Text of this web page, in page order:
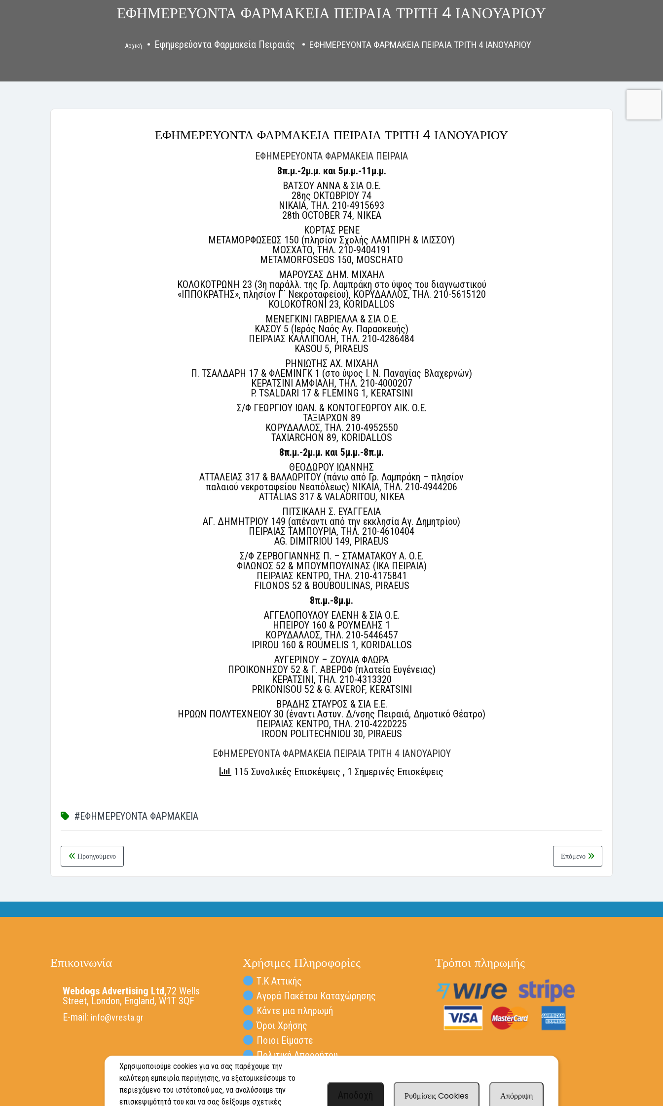
ΕΦΗΜΕΡΕΥΟΝΤΑ ΦΑΡΜΑΚΕΙΑ ΠΕΙΡΑΙΑ ΤΡΙΤΗ 4 ΙΑΝΟΥΑΡΙΟΥ
Αρχική Εφημερεύοντα Φαρμακεία Πειραιάς ΕΦΗΜΕΡΕΥΟΝΤΑ ΦΑΡΜΑΚΕΙΑ ΠΕΙΡΑΙΑ ΤΡΙΤΗ 4 ΙΑΝΟΥΑΡΙΟΥ
ΕΦΗΜΕΡΕΥΟΝΤΑ ΦΑΡΜΑΚΕΙΑ ΠΕΙΡΑΙΑ ΤΡΙΤΗ 4 ΙΑΝΟΥΑΡΙΟΥ
ΕΦΗΜΕΡΕΥΟΝΤΑ ΦΑΡΜΑΚΕΙΑ ΠΕΙΡΑΙΑ
8π.μ.-2μ.μ. και 5μ.μ.-11μ.μ.
ΒΑΤΣΟΥ ΑΝΝΑ & ΣΙΑ Ο.Ε.
28ης ΟΚΤΩΒΡΙΟΥ 74
ΝΙΚΑΙΑ, ΤΗΛ. 210-4915693
28th OCTOBER 74, NIKEA
ΚΟΡΤΑΣ ΡΕΝΕ
ΜΕΤΑΜΟΡΦΩΣΕΩΣ 150 (πλησίον Σχολής ΛΑΜΠΙΡΗ & ΙΛΙΣΣΟΥ)
ΜΟΣΧΑΤΟ, ΤΗΛ. 210-9404191
METAMORFOSEOS 150, MOSCHATO
ΜΑΡΟΥΣΑΣ ΔΗΜ. ΜΙΧΑΗΛ
ΚΟΛΟΚΟΤΡΩΝΗ 23 (3η παράλλ. της Γρ. Λαμπράκη στο ύψος του διαγνωστικού
«ΙΠΠΟΚΡΑΤΗΣ», πλησίον Γ΄ Νεκροταφείου), ΚΟΡΥΔΑΛΛΟΣ, ΤΗΛ. 210-5615120
KOLOKOTRONI 23, KORIDALLOS
ΜΕΝΕΓΚΙΝΙ ΓΑΒΡΙΕΛΛΑ & ΣΙΑ Ο.Ε.
ΚΑΣΟΥ 5 (Ιερός Ναός Αγ. Παρασκευής)
ΠΕΙΡΑΙΑΣ ΚΑΛΛΙΠΟΛΗ, ΤΗΛ. 210-4286484
KASOU 5, PIRAEUS
ΡΗΝΙΩΤΗΣ ΑΧ. ΜΙΧΑΗΛ
Π. ΤΣΑΛΔΑΡΗ 17 & ΦΛΕΜΙΝΓΚ 1 (στο ύψος Ι. Ν. Παναγίας Βλαχερνών)
ΚΕΡΑΤΣΙΝΙ ΑΜΦΙΑΛΗ, ΤΗΛ. 210-4000207
P. TSALDARI 17 & FLEMING 1, KERATSINI
Σ/Φ ΓΕΩΡΓΙΟΥ ΙΩΑΝ. & ΚΟΝΤΟΓΕΩΡΓΟΥ ΑΙΚ. Ο.Ε.
ΤΑΞΙΑΡΧΩΝ 89
ΚΟΡΥΔΑΛΛΟΣ, ΤΗΛ. 210-4952550
TAXIARCHON 89, KORIDALLOS
8π.μ.-2μ.μ. και 5μ.μ.-8π.μ.
ΘΕΟΔΩΡΟΥ ΙΩΑΝΝΗΣ
ΑΤΤΑΛΕΙΑΣ 317 & ΒΑΛΑΩΡΙΤΟΥ (πάνω από Γρ. Λαμπράκη – πλησίον
παλαιού νεκροταφείου Νεαπόλεως) ΝΙΚΑΙΑ, ΤΗΛ. 210-4944206
ATTALIAS 317 & VALAORITOU, NIKEA
ΠΙΤΣΙΚΑΛΗ Σ. ΕΥΑΓΓΕΛΙΑ
ΑΓ. ΔΗΜΗΤΡΙΟΥ 149 (απέναντι από την εκκλησία Αγ. Δημητρίου)
ΠΕΙΡΑΙΑΣ ΤΑΜΠΟΥΡΙΑ, ΤΗΛ. 210-4610404
AG. DIMITRIOU 149, PIRAEUS
Σ/Φ ΖΕΡΒΟΓΙΑΝΝΗΣ Π. – ΣΤΑΜΑΤΑΚΟΥ Α. Ο.Ε.
ΦΙΛΩΝΟΣ 52 & ΜΠΟΥΜΠΟΥΛΙΝΑΣ (ΙΚΑ ΠΕΙΡΑΙΑ)
ΠΕΙΡΑΙΑΣ ΚΕΝΤΡΟ, ΤΗΛ. 210-4175841
FILONOS 52 & BOUBOULINAS, PIRAEUS
8π.μ.-8μ.μ.
ΑΓΓΕΛΟΠΟΥΛΟΥ ΕΛΕΝΗ & ΣΙΑ Ο.Ε.
ΗΠΕΙΡΟΥ 160 & ΡΟΥΜΕΛΗΣ 1
ΚΟΡΥΔΑΛΛΟΣ, ΤΗΛ. 210-5446457
IPIROU 160 & ROUMELIS 1, KORIDALLOS
ΑΥΓΕΡΙΝΟΥ – ΖΟΥΛΙΑ ΦΛΩΡΑ
ΠΡΟΙΚΟΝΗΣΟΥ 52 & Γ. ΑΒΕΡΩΦ (πλατεία Ευγένειας)
ΚΕΡΑΤΣΙΝΙ, ΤΗΛ. 210-4313320
PRIKONISOU 52 & G. AVEROF, KERATSINI
ΒΡΑΔΗΣ ΣΤΑΥΡΟΣ & ΣΙΑ Ε.Ε.
ΗΡΩΩΝ ΠΟΛΥΤΕΧΝΕΙΟΥ 30 (έναντι Αστυν. Δ/νσης Πειραιά, Δημοτικό Θέατρο)
ΠΕΙΡΑΙΑΣ ΚΕΝΤΡΟ, ΤΗΛ. 210-4220225
IROON POLITECHNIOU 30, PIRAEUS
ΕΦΗΜΕΡΕΥΟΝΤΑ ΦΑΡΜΑΚΕΙΑ ΠΕΙΡΑΙΑ ΤΡΙΤΗ 4 ΙΑΝΟΥΑΡΙΟΥ
115 Συνολικές Επισκέψεις , 1 Σημερινές Επισκέψεις
#ΕΦΗΜΕΡΕΥΟΝΤΑ ΦΑΡΜΑΚΕΙΑ
Προηγούμενο Επόμενο
Επικοινωνία
Webdogs Advertising Ltd,72 Wells
Street, London, England, W1T 3QF
E-mail: info@vresta.gr
Χρήσιμες Πληροφορίες
Τ.Κ Αττικής
Αγορά Πακέτου Καταχώρησης
Κάντε μια πληρωμή
Όροι Χρήσης
Ποιοι Είμαστε
Πολιτική Απορρήτου
Επικοινωνία Vresta.gr
Τρόποι πληρωμής
Χρησιμοποιούμε cookies για να σας παρέχουμε την
καλύτερη εμπειρία περιήγησης, να εξατομικεύσουμε το
περιεχόμενο του ιστότοπού μας, να αναλύσουμε την
επισκεψιμότητά του και να σας δείξουμε σχετικές
Ρυθμίσεις Cookies Απόρριψη